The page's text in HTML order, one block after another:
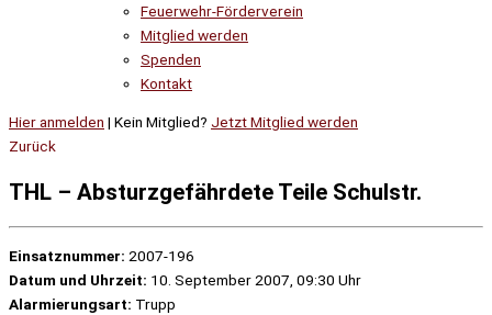
Feuerwehr-Förderverein
Mitglied werden
Spenden
Kontakt
Hier anmelden | Kein Mitglied? Jetzt Mitglied werden
Zurück
THL – Absturzgefährdete Teile Schulstr.
Einsatznummer: 2007-196
Datum und Uhrzeit: 10. September 2007, 09:30 Uhr
Alarmierungsart: Trupp